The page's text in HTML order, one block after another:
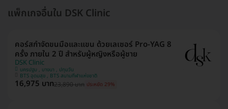
แพ็กเกจอื่นใน DSK Clinic
คอร์สกำจัดขนมือและแขน ด้วยเลเซอร์ Pro-YAG 8
ครั้ง ภายใน 2 ปี สำหรับผู้หญิงหรือผู้ชาย
DSK Clinic
นครปฐม , บางนา , ปทุมวัน
BTS อุดมสุข , BTS สนามกีฬาแห่งชาติ
16,975 บาท23,890 บาท ประหยัด 29%